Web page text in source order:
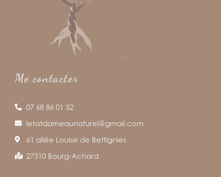
Me contacter
07 68 86 01 52
letatdameaunaturel@gmail.com
61 allée Louise de Bettignies
27310 Bourg-Achard